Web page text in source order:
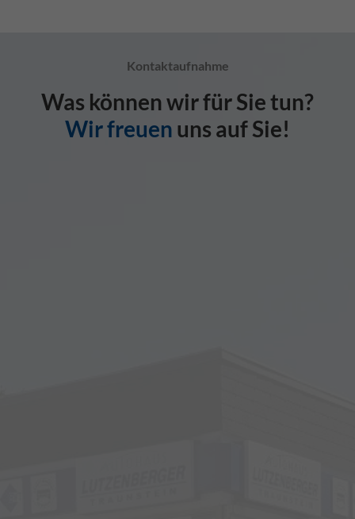
Kontaktaufnahme
Was können wir für Sie tun?
Wir freuen uns auf Sie!